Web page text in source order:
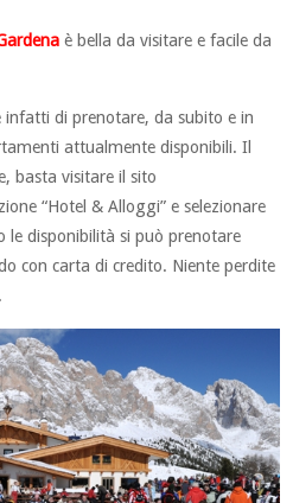
è bella da visitare e facile da
di prenotare, da subito e in
attualmente disponibili. Il
basta visitare il sito
“Hotel & Alloggi” e selezionare
le disponibilità si può prenotare
con carta di credito. Niente perdite